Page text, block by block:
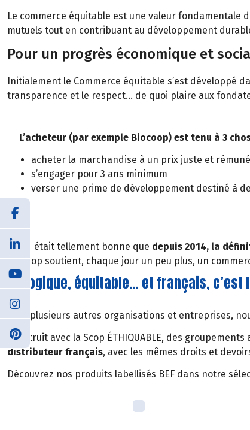
Le commerce équitable est une valeur fondamentale
mutuels tout en contribuant au développement
Pour un progrès économique et
Initialement le Commerce équitable s’est développé
transparence et le respect… de quoi plaire aux
L’acheteur (par exemple Biocoop) est tenu à 3
acheter la marchandise à un prix juste et
s’engager pour 3 ans minimum
verser une prime de développement destiné à
L’idée était tellement bonne que depuis 2014, la
Biocoop soutient, chaque jour un peu plus, un
Biologique, équitable… et français, c’est
Avec plusieurs autres organisations et entreprises,
Construit avec la Scop ÉTHIQUABLE, des
distributeur français, avec les mêmes droits et
Découvrez nos produits labellisés BEF dans notre